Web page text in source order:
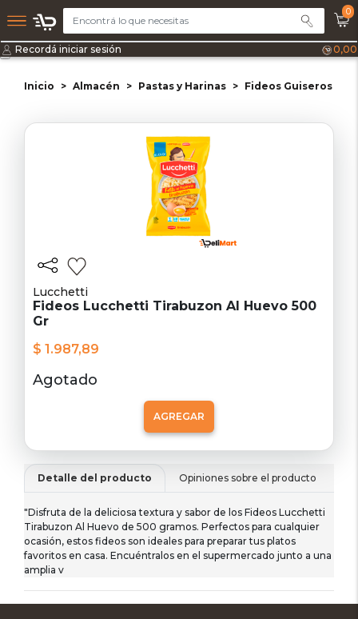
0
Recordá iniciar sesión 0,00
Inicio Almacén Pastas y Harinas Fideos Guiseros
Lucchetti
Fideos Lucchetti Tirabuzon Al Huevo 500
Gr
$ 1.987,89
Agotado
AGREGAR
Detalle del producto Opiniones sobre el producto
"Disfruta de la deliciosa textura y sabor de los Fideos Lucchetti
Tirabuzon Al Huevo de 500 gramos. Perfectos para cualquier
ocasión, estos fideos son ideales para preparar tus platos
favoritos en casa. Encuéntralos en el supermercado junto a una
amplia v